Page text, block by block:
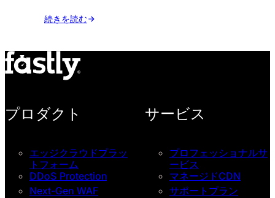
続きを読む
プロダクト
エッジクラウドプラッ
トフォーム
DDoS Protection
Next-Gen WAF
サービス
プロフェッショナルサ
ービス
マネージドCDN
サポートプラン